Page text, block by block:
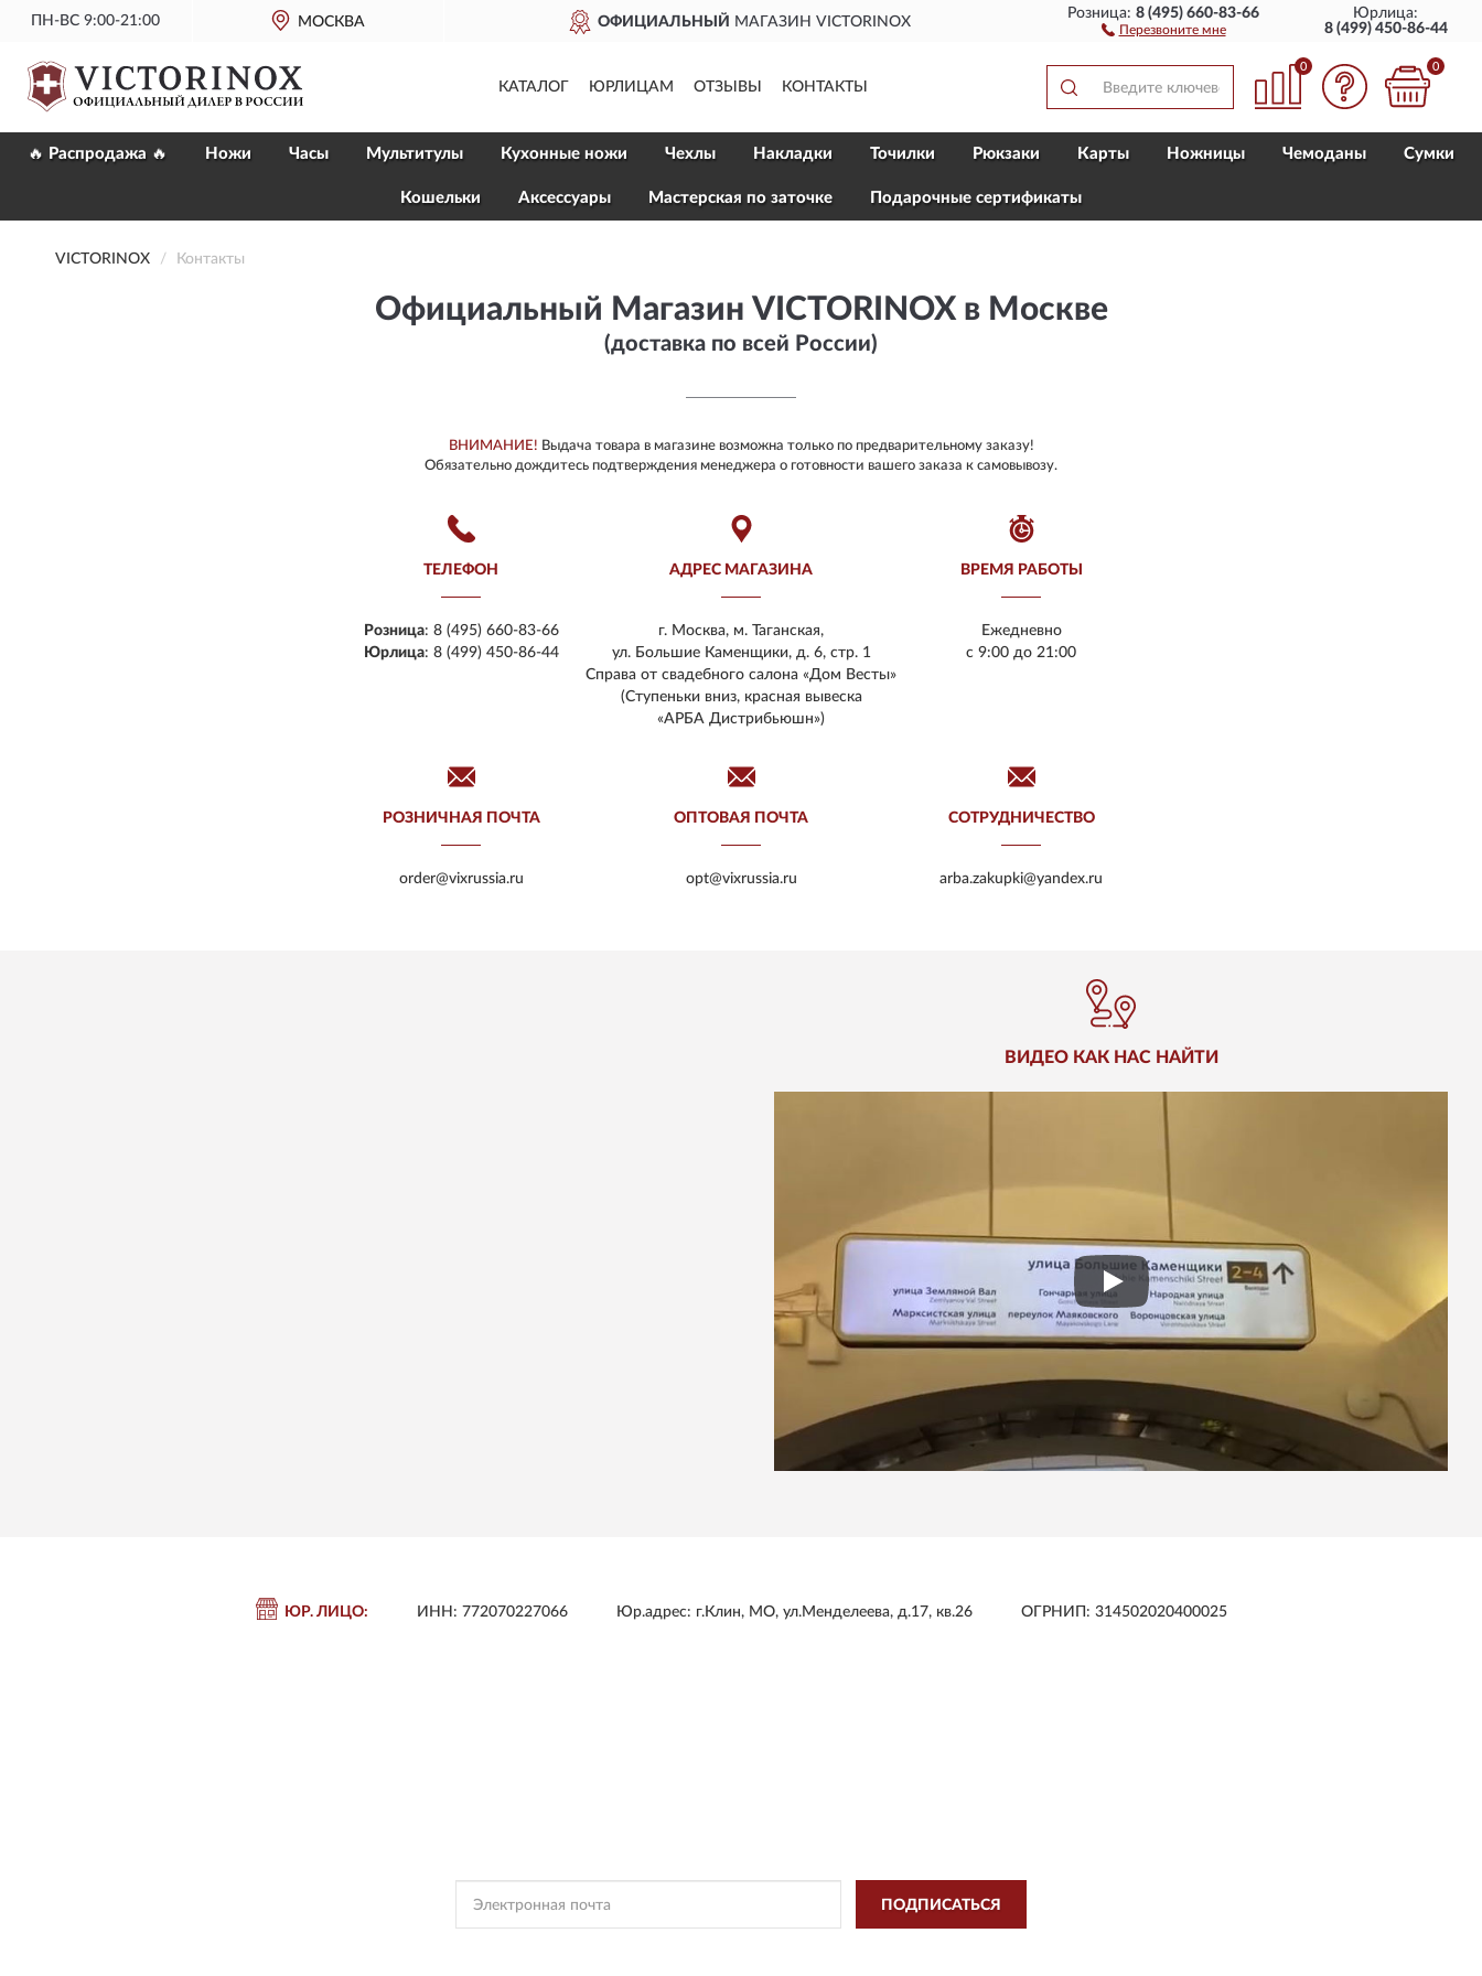
ПН-ВС 9:00-21:00 МОСКВА ОФИЦИАЛЬНЫЙ МАГАЗИН VICTORINOX
Розница:8 (495) 660-83-66
Перезвоните мне
Юрлица:
8 (499) 450-86-44
КАТАЛОГ ЮРЛИЦАМ ОТЗЫВЫ КОНТАКТЫ
0 0
🔥 Распродажа 🔥 Ножи Часы Мультитулы Кухонные ножи Чехлы Накладки Точилки Рюкзаки Карты Ножницы Чемоданы Сумки
Кошельки Aксессуары Мастерская по заточке Подарочные сертификаты
VICTORINOX Контакты
Официальный Магазин VICTORINOX в Москве
(доставка по всей России)
ВНИМАНИЕ! Выдача товара в магазине возможна только по предварительному заказу!
Обязательно дождитесь подтверждения менеджера о готовности вашего заказа к самовывозу.
ТЕЛЕФОН
Розница: 8 (495) 660-83-66
Юрлица: 8 (499) 450-86-44
АДРЕС МАГАЗИНА
г. Москва, м. Таганская,
ул. Большие Каменщики, д. 6, стр. 1
Справа от свадебного салона «Дом Весты»
(Ступеньки вниз, красная вывеска
«АРБА Дистрибьюшн»)
ВРЕМЯ РАБОТЫ
Ежедневно
с 9:00 до 21:00
РОЗНИЧНАЯ ПОЧТА
order@vixrussia.ru
ОПТОВАЯ ПОЧТА
opt@vixrussia.ru
СОТРУДНИЧЕСТВО
arba.zakupki@yandex.ru
ВИДЕО КАК НАС НАЙТИ
Play
ЮР. ЛИЦО: ИНН: 772070227066 Юр.адрес: г.Клин, МО, ул.Менделеева, д.17, кв.26 ОГРНИП: 314502020400025
ПОДПИСАТЬСЯ